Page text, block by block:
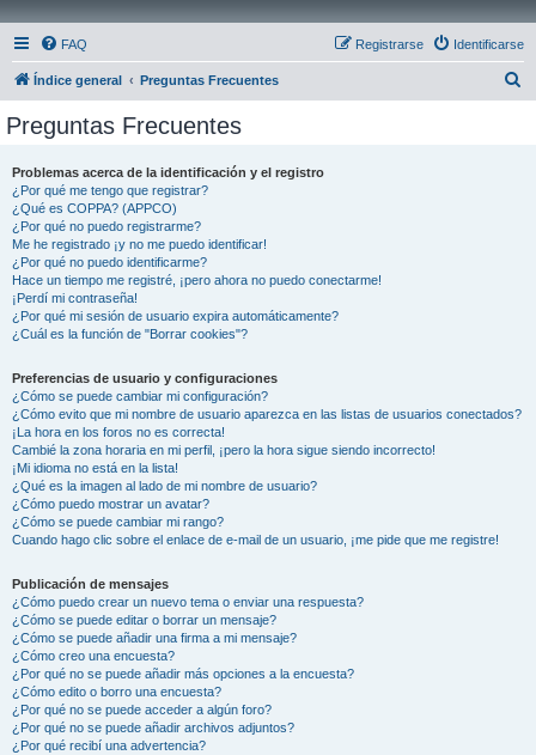
FAQ Identificarse
Registrarse
Índice general Preguntas Frecuentes
Preguntas Frecuentes
Problemas acerca de la identificación y el registro
¿Por qué me tengo que registrar?
¿Qué es COPPA? (APPCO)
¿Por qué no puedo registrarme?
Me he registrado ¡y no me puedo identificar!
¿Por qué no puedo identificarme?
Hace un tiempo me registré, ¡pero ahora no puedo conectarme!
¡Perdí mi contraseña!
¿Por qué mi sesión de usuario expira automáticamente?
¿Cuál es la función de "Borrar cookies"?
Preferencias de usuario y configuraciones
¿Cómo se puede cambiar mi configuración?
¿Cómo evito que mi nombre de usuario aparezca en las listas de usuarios conectados?
¡La hora en los foros no es correcta!
Cambié la zona horaria en mi perfil, ¡pero la hora sigue siendo incorrecto!
¡Mi idioma no está en la lista!
¿Qué es la imagen al lado de mi nombre de usuario?
¿Cómo puedo mostrar un avatar?
¿Cómo se puede cambiar mi rango?
Cuando hago clic sobre el enlace de e-mail de un usuario, ¡me pide que me registre!
Publicación de mensajes
¿Cómo puedo crear un nuevo tema o enviar una respuesta?
¿Cómo se puede editar o borrar un mensaje?
¿Cómo se puede añadir una firma a mi mensaje?
¿Cómo creo una encuesta?
¿Por qué no se puede añadir más opciones a la encuesta?
¿Cómo edito o borro una encuesta?
¿Por qué no se puede acceder a algún foro?
¿Por qué no se puede añadir archivos adjuntos?
¿Por qué recibí una advertencia?